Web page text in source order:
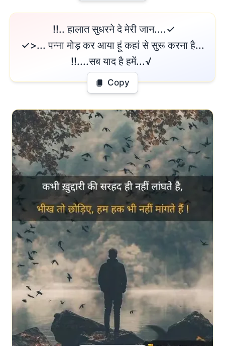
✓>... पन्ना मोड़ कर आया हूं कहां से सुरू करना है...
!!....सब याद है हमें...√
Copy